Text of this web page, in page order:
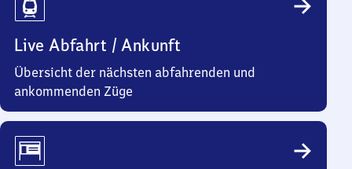
Live Abfahrt / Ankunft
Übersicht der nächsten abfahrenden und
ankommenden Züge